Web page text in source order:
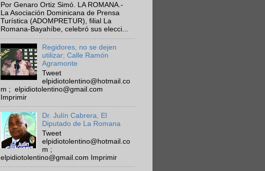
Por Genaro Ortiz Simó. LA ROMANA.-
La Asociación Dominicana de Prensa
Turística (ADOMPRETUR), filial La
Romana-Bayahíbe, celebró sus elecci...
Regidores, no se dejen
utilizar; Calle Ramón
Agramonte
Tweet
elpidiotolentino@hotmail.co
m ; elpidiotolentino@gmail.com
Imprimir
Dr. Julín Cabrera, El
Diputado de La Romana
Tweet
elpidiotolentino@hotmail.co
m ;
elpidiotolentino@gmail.com Imprimir